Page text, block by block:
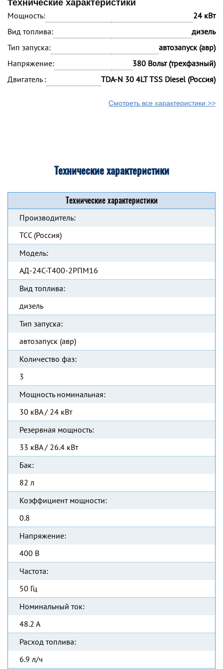
Технические характеристики
Мощность:
24 кВт
Вид топлива:
дизель
Тип запуска:
автозапуск (авр)
Напряжение:
380 Вольт (трехфазный)
Двигатель :
TDA-N 30 4LT TSS Diesel (Россия)
Смотреть все характеристики >>
Технические характеристики
Технические характеристики
Производитель:
ТСС (Россия)
Модель:
АД-24С-Т400-2РПМ16
Вид топлива:
дизель
Тип запуска:
автозапуск (авр)
Количество фаз:
3
Мощность номинальная:
30 кВА / 24 кВт
Резервная мощность:
33 кВА / 26.4 кВт
Бак:
82 л
Коэффициент мощности:
0.8
Напряжение:
400 В
Частота:
50 Гц
Номинальный ток:
48.2 А
Расход топлива:
6.9 л/ч